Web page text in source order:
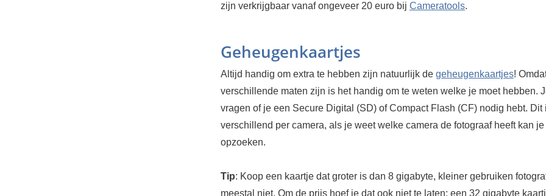
zijn verkrijgbaar vanaf ongeveer 20 euro bij Cameratools.
Geheugenkaartjes
Altijd handig om extra te hebben zijn natuurlijk de geheugenkaartjes!
verschillende maten zijn is het handig om te weten welke je moet hebben.
vragen of je een Secure Digital (SD) of Compact Flash (CF) nodig hebt. Dit
verschillend per camera, als je weet welke camera de fotograaf heeft kan je
opzoeken.
Tip: Koop een kaartje dat groter is dan 8 gigabyte, kleiner gebruiken
meestal niet. Om de prijs hoef je dat ook niet te laten; een 32 gigabyte